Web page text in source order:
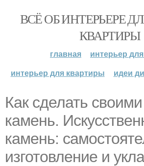
ВСЁ ОБ ИНТЕРЬЕРЕ
КВАРТИРЫ
главная
интерьер
интерьер для квартиры
идеи
Как сделать
камень.
камень:
изготовление и